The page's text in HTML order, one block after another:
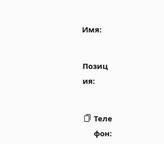
Имя:
Позиц
ия:
Теле
фон: